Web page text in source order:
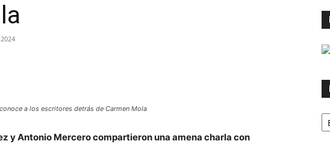
a los escritores detrás de Carmen Mola
yAntonio Mercerocompartieron una amena charla con